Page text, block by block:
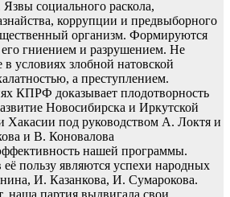
Язвы социального раскола,
коррупции и предвыборного
организм. Формируются
гниением и разрушением. Не
условиях злобной натовской
а преступлением.
КПРФ доказывает плодотворность
Новосибирска и Иркутской
под руководством А. Локтя и
и В. Коновалова
нашей программы.
пользу являются успехи народных
И. Казанкова, И. Сумарокова.